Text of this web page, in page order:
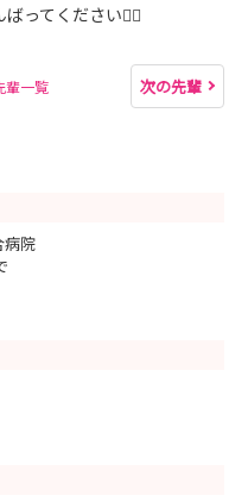
ってください❤️‍🔥
輩一覧 次の先輩
院